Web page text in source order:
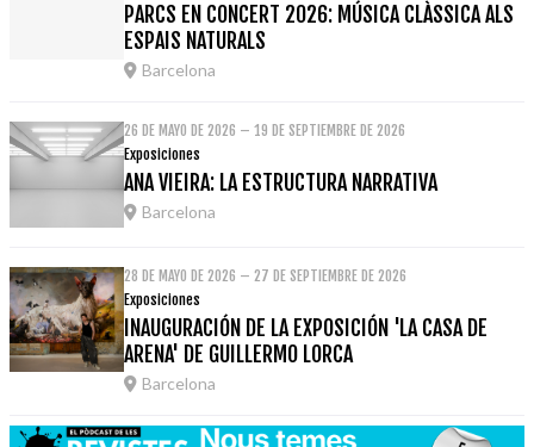
PARCS EN CONCERT 2026: MÚSICA CLÀSSICA ALS
ESPAIS NATURALS
Barcelona
26 DE MAYO DE 2026 – 19 DE SEPTIEMBRE DE 2026
Exposiciones
ANA VIEIRA: LA ESTRUCTURA NARRATIVA
Barcelona
28 DE MAYO DE 2026 – 27 DE SEPTIEMBRE DE 2026
Exposiciones
INAUGURACIÓN DE LA EXPOSICIÓN 'LA CASA DE
ARENA' DE GUILLERMO LORCA
Barcelona